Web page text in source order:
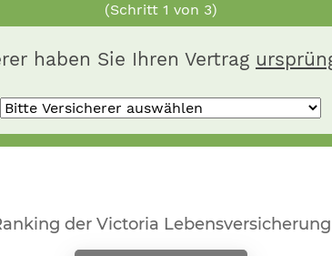
(Schritt 1 von 3)
haben Sie Ihren Vertrag
der Victoria Lebensversicherung